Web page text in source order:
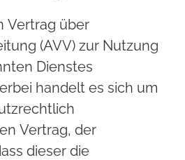
Vertrag über
(AVV) zur Nutzung
Dienstes
handelt es sich um
Vertrag, der
dieser die